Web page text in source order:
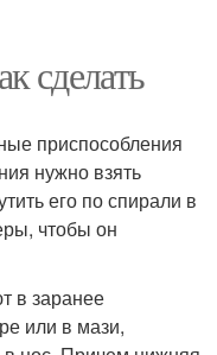
сделать
приспособления
нужно взять
его по спирали в
чтобы он
в заранее
или в мази,